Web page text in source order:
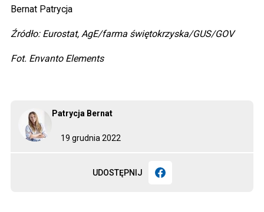
19 grudnia 2022
Patrycja Bernat
UDOSTĘPNIJ
Bernat Patrycja
Źródło: Eurostat, AgE/farma świętokrzyska/GUS/GOV
Fot. Envanto Elements